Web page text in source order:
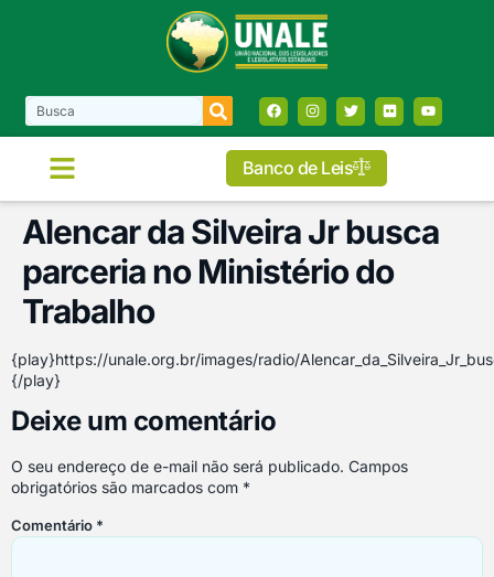
Banco de Leis
Alencar da Silveira Jr busca
parceria no Ministério do
Trabalho
{play}https://unale.org.br/images/radio/
{/play}
Deixe um comentário
O seu endereço de e-mail não será publicado. Campos
obrigatórios são marcados com *
Comentário *